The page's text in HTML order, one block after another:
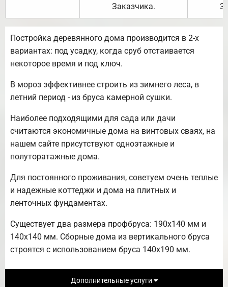
Заказчика.
Постройка деревянного дома производится в 2-х
вариантах: под усадку, когда сруб отстаивается
некоторое время и под ключ.
В мороз эффективнее строить из зимнего леса, в
летний период - из бруса камерной сушки.
Наиболее подходящими для сада или дачи
считаются экономичные дома на винтовых сваях, на
нашем сайте присутствуют одноэтажные и
полуторатажные дома.
Для постоянного проживания, советуем очень теплые
и надежные коттеджи и дома на плитных и
ленточных фундаментах.
Существует два размера профбруса: 190х140 мм и
140х140 мм. Сборные дома из вертикального бруса
строятся с использованием бруса 140х190 мм.
Дополнительные услуги